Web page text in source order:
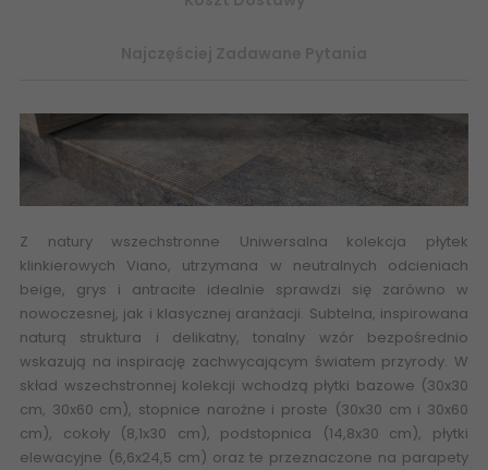
Z natury wszechstronne Uniwersalna kolekcja płytek
klinkierowych Viano, utrzymana w neutralnych odcieniach
beige, grys i antracite idealnie sprawdzi się zarówno w
nowoczesnej, jak i klasycznej aranżacji. Subtelna, inspirowana
naturą struktura i delikatny, tonalny wzór bezpośrednio
wskazują na inspirację zachwycającym światem przyrody. W
skład wszechstronnej kolekcji wchodzą płytki bazowe (30x30
cm, 30x60 cm), stopnice narożne i proste (30x30 cm i 30x60
cm), cokoły (8,1x30 cm), podstopnica (14,8x30 cm), płytki
elewacyjne (6,6x24,5 cm) oraz te przeznaczone na parapety